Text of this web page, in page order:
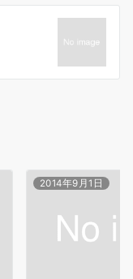
2014年9月1日